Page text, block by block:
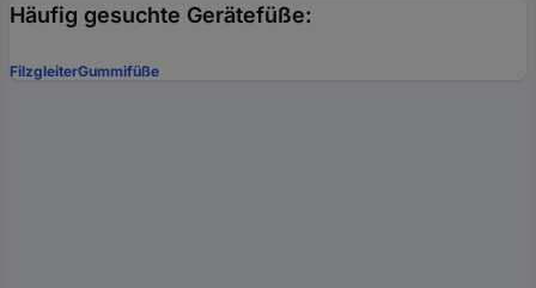
Häufig gesuchte Gerätefüße:
FilzgleiterGummifüße